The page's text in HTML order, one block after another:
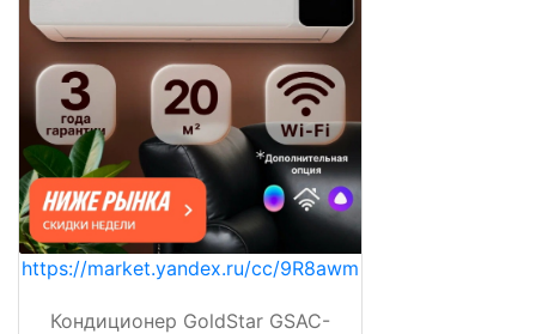
https://market.yandex.ru/cc/9R8awm
Кондиционер GoldStar GSAC-